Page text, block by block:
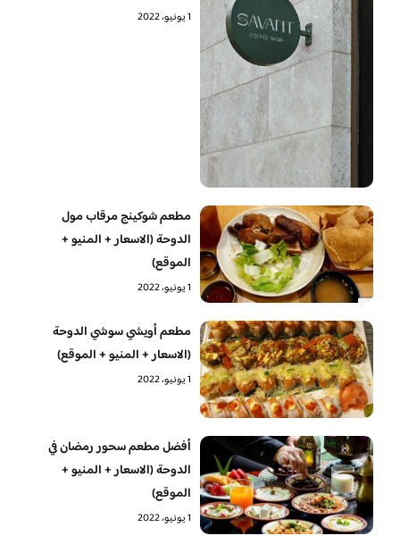
1 يونيو، 2022
مطعم شوكينج مرقاب مول
الدوحة (الاسعار + المنيو +
الموقع)
1 يونيو، 2022
مطعم أويشي سوشي الدوحة
(الاسعار + المنيو + الموقع)
1 يونيو، 2022
أفضل مطعم سحور رمضان في
الدوحة (الاسعار + المنيو +
الموقع)
1 يونيو، 2022